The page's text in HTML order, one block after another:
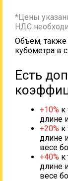
*Цены
НДС
Объем, также
кубометра в
Есть
+10% к
длине
+20% к
длине
весе
+40% к
длине
весе